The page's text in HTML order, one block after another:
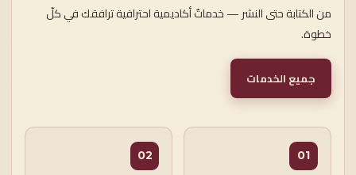
من الكتابة حتى النشر — خدماتٌ أكاديمية احترافية ترافقك في كلّ
خطوة.
جميع الخدمات
01
02